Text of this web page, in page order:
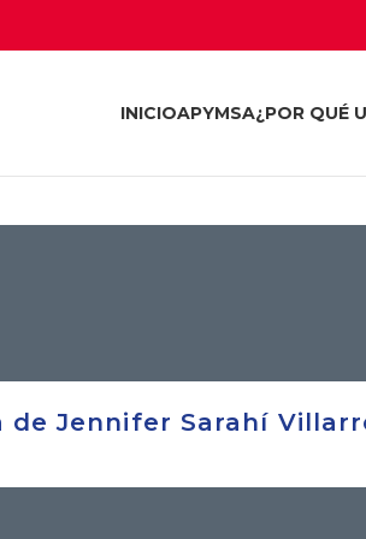
INICIOAPYMSA¿POR QUÉ
de Jennifer Sarahí